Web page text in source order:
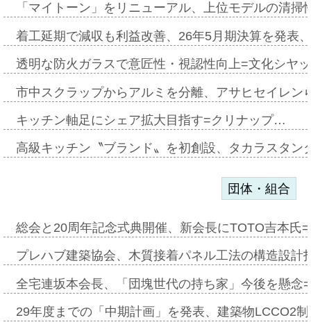
「マイトーン」をリニューアル、上位モデルの清
着工延期で減収も利益改善、26年5月期決算を発表
透明な防火ガラスで意匠性・視認性向上=文化シヤ
市中スクラップからアルミを分離、アサヒセイレ
キッチン軸足にシェア拡大目指す=クリナップ…
高級キッチン〝ブランド〟を初創設、タカラスタ
団体・組合
総会と20周年記念式典開催、新会長にTOTO吉本氏
プレハブ建築協会、木質接着パネル工法の構造設
全宅連坂本会長、「団塊世代の持ち家」今後を懸
29年度までの「中期計画」を発表、建築物LCCO2